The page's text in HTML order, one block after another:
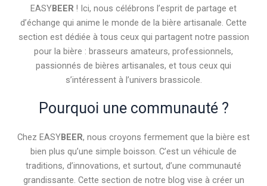
EASYBEER ! Ici, nous célébrons l’esprit de partage et
d’échange qui anime le monde de la bière artisanale. Cette
section est dédiée à tous ceux qui partagent notre passion
pour la bière : brasseurs amateurs, professionnels,
passionnés de bières artisanales, et tous ceux qui
s’intéressent à l’univers brassicole.
Pourquoi une communauté ?
Chez EASYBEER, nous croyons fermement que la bière est
bien plus qu’une simple boisson. C’est un véhicule de
traditions, d’innovations, et surtout, d’une communauté
grandissante. Cette section de notre blog vise à créer un